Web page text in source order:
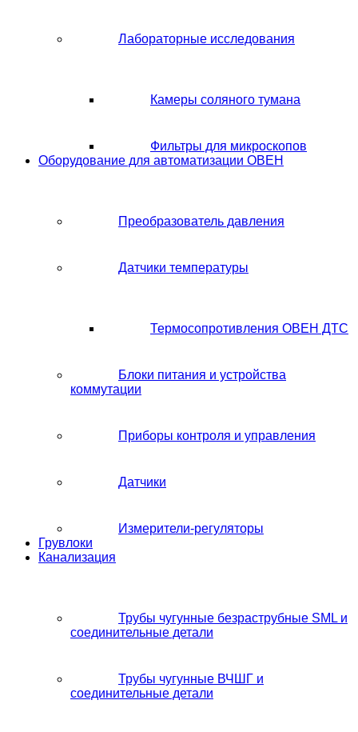
Лабораторные исследования
Камеры соляного тумана
Фильтры для микроскопов
Оборудование для автоматизации ОВЕН
Преобразователь давления
Датчики температуры
Термосопротивления ОВЕН ДТС
Блоки питания и устройства
коммутации
Приборы контроля и управления
Датчики
Измерители-регуляторы
Грувлоки
Канализация
Трубы чугунные безраструбные SML и
соединительные детали
Трубы чугунные ВЧШГ и
соединительные детали